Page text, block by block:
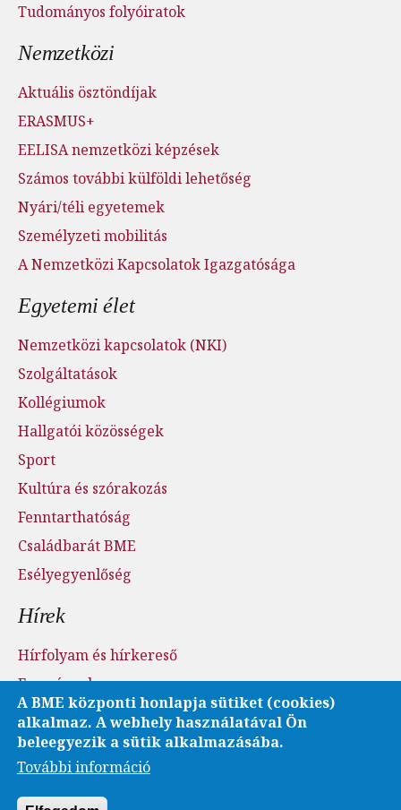
Tudományos folyóiratok
Nemzetközi
Aktuális ösztöndíjak
ERASMUS+
EELISA nemzetközi képzések
Számos további külföldi lehetőség
Nyári/téli egyetemek
Személyzeti mobilitás
A Nemzetközi Kapcsolatok Igazgatósága
Egyetemi élet
Nemzetközi kapcsolatok (NKI)
Szolgáltatások
Kollégiumok
Hallgatói közösségek
Sport
Kultúra és szórakozás
Fenntarthatóság
Családbarát BME
Esélyegyenlőség
Hírek
Hírfolyam és hírkereső
Események
Sajtószoba - sajtófigyelés
Karrier és pályázatok
Fotó- és videótár
A BME központi honlapja sütiket (cookies)
alkalmaz. A webhely használatával Ön
beleegyezik a sütik alkalmazásába.
További információ